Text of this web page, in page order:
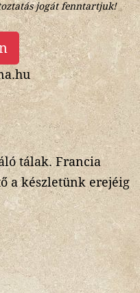
jogát fenntartjuk!
tálak. Francia
a készletünk erejéig